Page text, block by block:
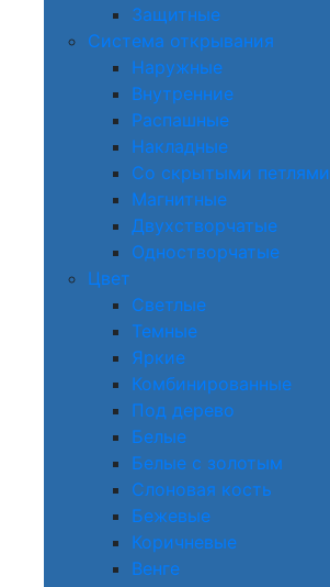
Защитные
Система открывания
Наружные
Внутренние
Распашные
Накладные
Со скрытыми петлями
Магнитные
Двухстворчатые
Одностворчатые
Цвет
Светлые
Темные
Яркие
Комбинированные
Под дерево
Белые
Белые с золотым
Слоновая кость
Бежевые
Коричневые
Венге